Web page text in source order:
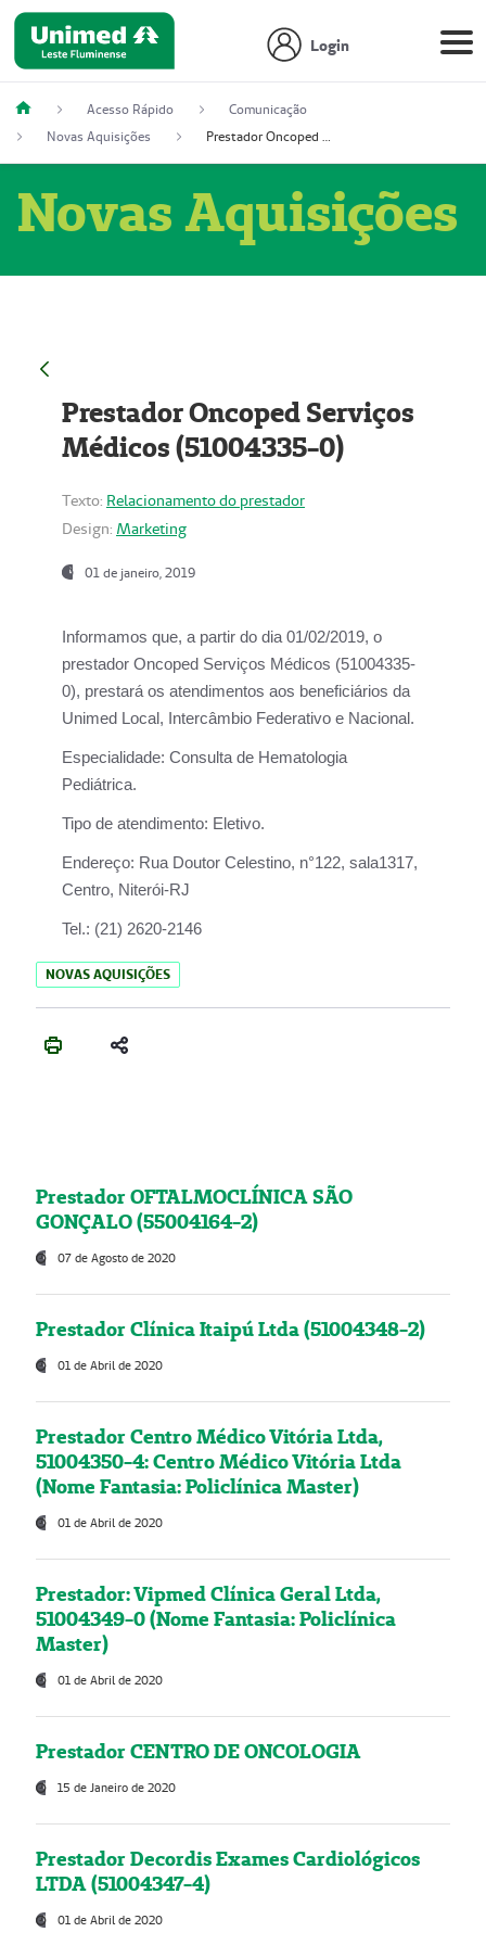
Login
Acesso Rápido
Comunicação
Novas Aquisições
Prestador Oncoped Serviços Médicos (51004335-0)
Novas Aquisições
Prestador Oncoped Serviços
Médicos (51004335-0)
Texto: Relacionamento do prestador
Design: Marketing
01 de janeiro, 2019
Informamos que, a partir do dia 01/02/2019, o
prestador Oncoped Serviços Médicos (51004335-
0), prestará os atendimentos aos beneficiários da
Unimed Local, Intercâmbio Federativo e Nacional.
Especialidade: Consulta de Hematologia
Pediátrica.
Tipo de atendimento: Eletivo.
Endereço: Rua Doutor Celestino, n°122, sala1317,
Centro, Niterói-RJ
Tel.: (21) 2620-2146
NOVAS AQUISIÇÕES
Prestador OFTALMOCLÍNICA SÃO
GONÇALO (55004164-2)
07 de Agosto de 2020
Prestador Clínica Itaipú Ltda (51004348-2)
01 de Abril de 2020
Prestador Centro Médico Vitória Ltda,
51004350-4: Centro Médico Vitória Ltda
(Nome Fantasia: Policlínica Master)
01 de Abril de 2020
Prestador: Vipmed Clínica Geral Ltda,
51004349-0 (Nome Fantasia: Policlínica
Master)
01 de Abril de 2020
Prestador CENTRO DE ONCOLOGIA
15 de Janeiro de 2020
Prestador Decordis Exames Cardiológicos
LTDA (51004347-4)
01 de Abril de 2020